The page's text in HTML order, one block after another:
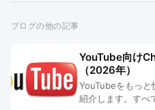
ブログの他の記事
YouTube向け
（2026年）
YouTubeをもっと
紹介します。すべ